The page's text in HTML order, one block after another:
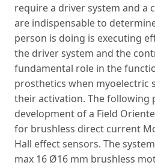
require a driver system and a
are indispensable to
person is doing is executing
the driver system and the
fundamental role in the
prosthetics when myoelectric
their activation. The following
development of a Field
for brushless direct current
Hall effect sensors. The
max 16 Ø16 mm brushless